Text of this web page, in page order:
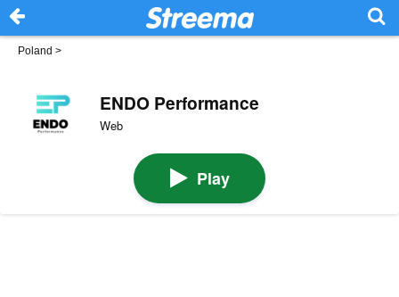
Poland >
ENDO Performance
Web
Play